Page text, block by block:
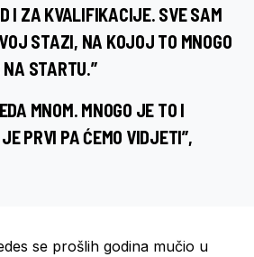
I ZA KVALIFIKACIJE. SVE SAM
STAZI, NA KOJOJ TO MNOGO
STARTU.”
MNOM. MNOGO JE TO I
PRVI PA ĆEMO VIDJETI”,
se prošlih godina mučio u